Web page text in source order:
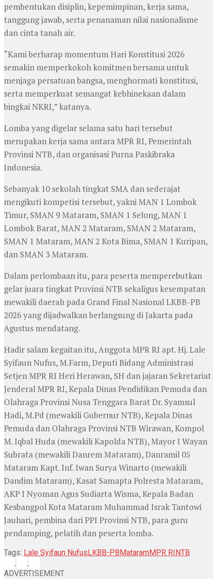
pembentukan disiplin, kepemimpinan, kerja sama,
tanggung jawab, serta penanaman nilai nasionalisme
dan cinta tanah air.
“Kami berharap momentum Hari Konstitusi 2026
semakin memperkokoh komitmen bersama untuk
menjaga persatuan bangsa, menghormati konstitusi,
serta memperkuat semangat kebhinekaan dalam
bingkai NKRI,” katanya.
Lomba yang digelar selama satu hari tersebut
merupakan kerja sama antara MPR RI, Pemerintah
Provinsi NTB, dan organisasi Purna Paskibraka
Indonesia.
Sebanyak 10 sekolah tingkat SMA dan sederajat
mengikuti kompetisi tersebut, yakni MAN 1 Lombok
Timur, SMAN 9 Mataram, SMAN 1 Selong, MAN 1
Lombok Barat, MAN 2 Mataram, SMAN 2 Mataram,
SMAN 1 Mataram, MAN 2 Kota Bima, SMAN 1 Kuripan,
dan SMAN 3 Mataram.
Dalam perlombaan itu, para peserta memperebutkan
gelar juara tingkat Provinsi NTB sekaligus kesempatan
mewakili daerah pada Grand Final Nasional LKBB-PB
2026 yang dijadwalkan berlangsung di Jakarta pada
Agustus mendatang.
Hadir salam kegaitan itu, Anggota MPR RI apt. Hj. Lale
Syifaun Nufus, M.Farm, Deputi Bidang Administrasi
Setjen MPR RI Heri Herawan, SH dan jajaran Sekretariat
Jenderal MPR RI, Kepala Dinas Pendidikan Pemuda dan
Olahraga Provinsi Nusa Tenggara Barat Dr. Syamsul
Hadi, M.Pd (mewakili Gubernur NTB), Kepala Dinas
Pemuda dan Olahraga Provinsi NTB Wirawan, Kompol
M. Iqbal Huda (mewakili Kapolda NTB), Mayor I Wayan
Subrata (mewakili Danrem Mataram), Danramil 05
Mataram Kapt. Inf. Iwan Surya Winarto (mewakili
Dandim Mataram), Kasat Samapta Polresta Mataram,
AKP I Nyoman Agus Sudiarta Wisma, Kepala Badan
Kesbangpol Kota Mataram Muhammad Israk Tantowi
Jauhari, pembina dari PPI Provinsi NTB, para guru
pendamping, pelatih dan peserta lomba.
Tags: Lale Syifaun NufusLKBB-PBMataramMPR RINTB
ADVERTISEMENT